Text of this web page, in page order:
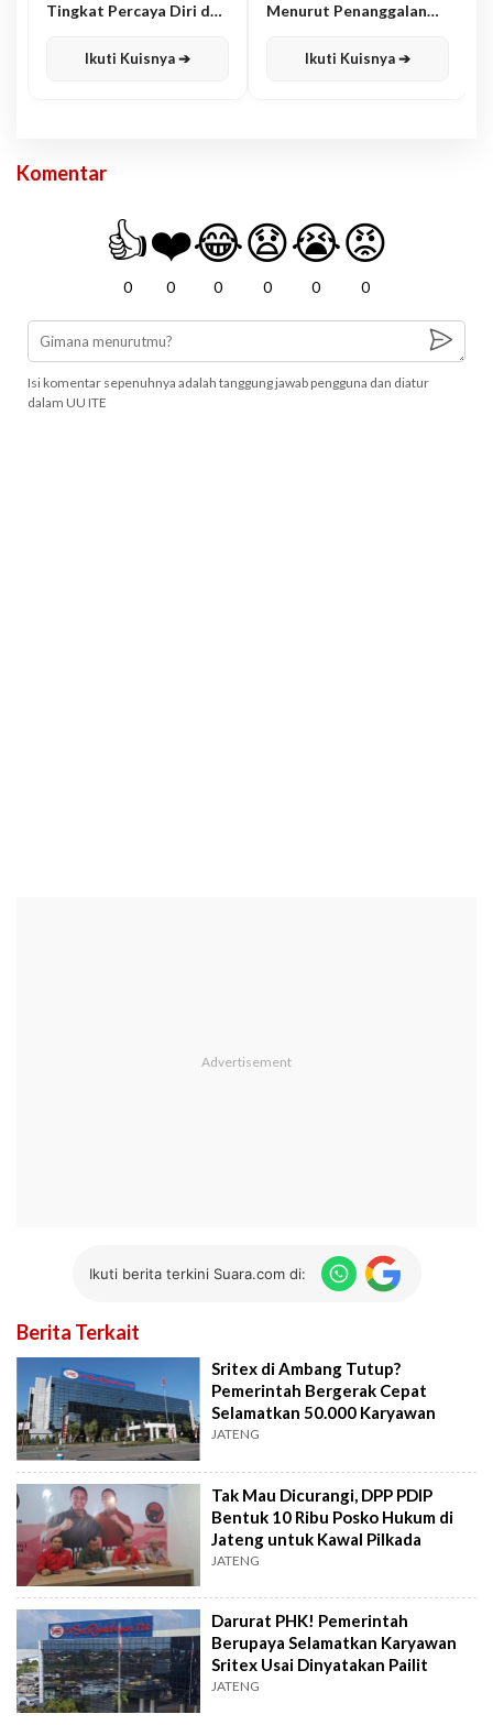
Tingkat Percaya Diri dan
Ikuti Kuisnya ➔
Menurut Penanggalan
Ikuti Kuisnya ➔
Komentar
👍
0
❤️
0
😂
0
😧
0
😭
0
😡
0
Isi komentar sepenuhnya adalah tanggung jawab pengguna dan diatur
dalam UU ITE
Ikuti berita terkini Suara.com di:
Berita Terkait
Sritex di Ambang Tutup?
Pemerintah Bergerak Cepat
Selamatkan 50.000 Karyawan
JATENG
Tak Mau Dicurangi, DPP PDIP
Bentuk 10 Ribu Posko Hukum di
Jateng untuk Kawal Pilkada
JATENG
Darurat PHK! Pemerintah
Berupaya Selamatkan Karyawan
Sritex Usai Dinyatakan Pailit
JATENG